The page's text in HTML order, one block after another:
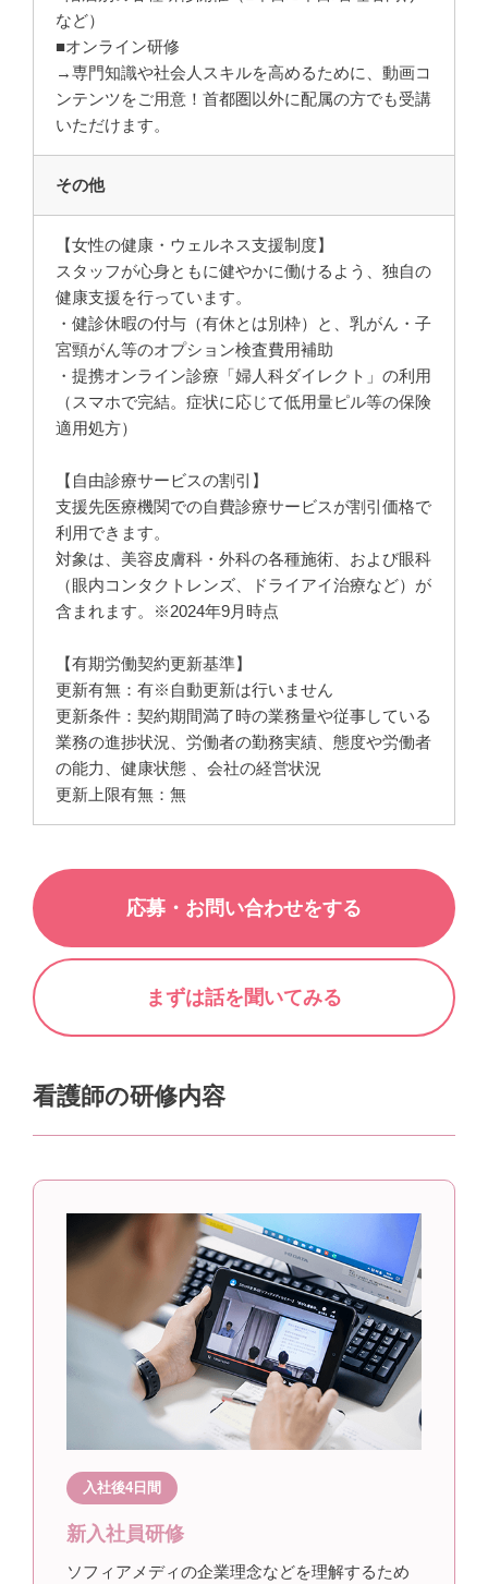
など）
■オンライン研修
→専門知識や社会人スキルを高めるために、動画コ
ンテンツをご用意！首都圏以外に配属の方でも受講
いただけます。
その他
【女性の健康・ウェルネス支援制度】
スタッフが心身ともに健やかに働けるよう、独自の
健康支援を行っています。
・健診休暇の付与（有休とは別枠）と、乳がん・子
宮頸がん等のオプション検査費用補助
・提携オンライン診療「婦人科ダイレクト」の利用
（スマホで完結。症状に応じて低用量ピル等の保険
適用処方）
【自由診療サービスの割引】
支援先医療機関での自費診療サービスが割引価格で
利用できます。
対象は、美容皮膚科・外科の各種施術、および眼科
（眼内コンタクトレンズ、ドライアイ治療など）が
含まれます。※2024年9月時点
【有期労働契約更新基準】
更新有無：有※自動更新は行いません
更新条件：契約期間満了時の業務量や従事している
業務の進捗状況、労働者の勤務実績、態度や労働者
の能力、健康状態 、会社の経営状況
更新上限有無：無
応募・お問い合わせをする
まずは話を聞いてみる
看護師の研修内容
入社後4日間
新入社員研修
ソフィアメディの企業理念などを理解するため